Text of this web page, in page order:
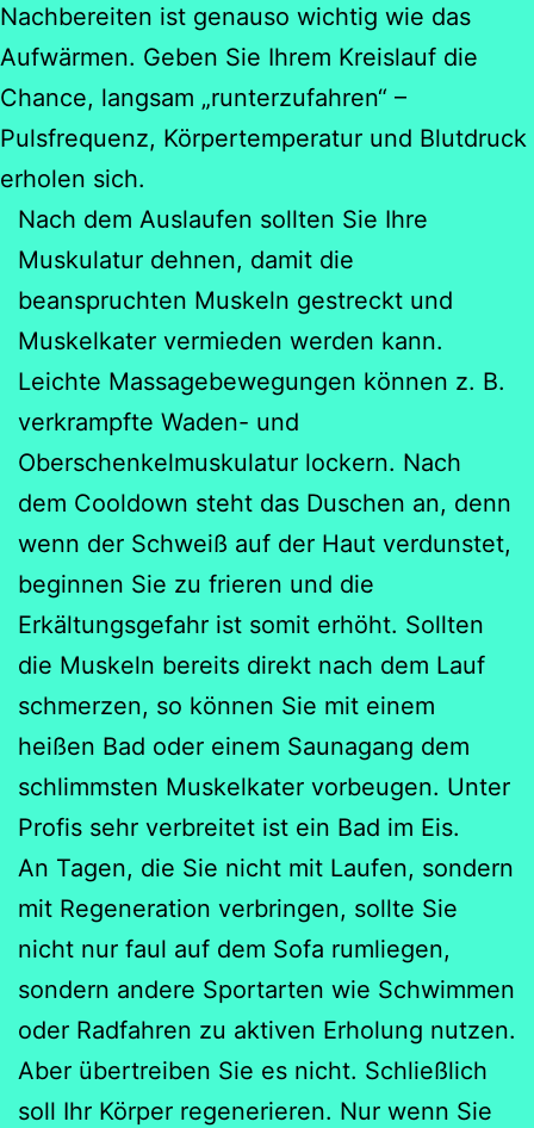
Nachbereiten ist genauso wichtig wie das
Aufwärmen. Geben Sie Ihrem Kreislauf die
Chance, langsam „runterzufahren“ –
Pulsfrequenz, Körpertemperatur und Blutdruck
erholen sich.
Nach dem Auslaufen sollten Sie Ihre
Muskulatur dehnen, damit die
beanspruchten Muskeln gestreckt und
Muskelkater vermieden werden kann.
Leichte Massagebewegungen können z. B.
verkrampfte Waden- und
Oberschenkelmuskulatur lockern. Nach
dem Cooldown steht das Duschen an, denn
wenn der Schweiß auf der Haut verdunstet,
beginnen Sie zu frieren und die
Erkältungsgefahr ist somit erhöht. Sollten
die Muskeln bereits direkt nach dem Lauf
schmerzen, so können Sie mit einem
heißen Bad oder einem Saunagang dem
schlimmsten Muskelkater vorbeugen. Unter
Profis sehr verbreitet ist ein Bad im Eis.
An Tagen, die Sie nicht mit Laufen, sondern
mit Regeneration verbringen, sollte Sie
nicht nur faul auf dem Sofa rumliegen,
sondern andere Sportarten wie Schwimmen
oder Radfahren zu aktiven Erholung nutzen.
Aber übertreiben Sie es nicht. Schließlich
soll Ihr Körper regenerieren. Nur wenn Sie